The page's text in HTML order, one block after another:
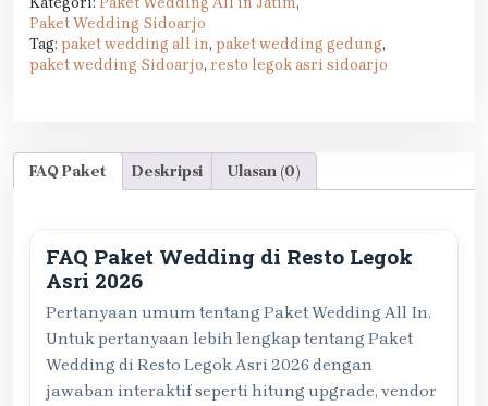
Paket Wedding Sidoarjo
Tag: paket wedding all in, paket wedding gedung,
paket wedding Sidoarjo, resto legok asri sidoarjo
FAQ Paket Deskripsi Ulasan (0)
FAQ Paket Wedding di Resto Legok
Asri 2026
Pertanyaan umum tentang Paket Wedding All In.
Untuk pertanyaan lebih lengkap tentang Paket
Wedding di Resto Legok Asri 2026 dengan
jawaban interaktif seperti hitung upgrade, vendor